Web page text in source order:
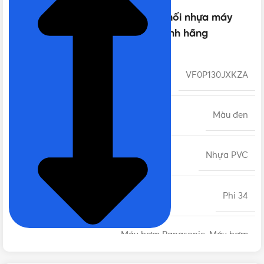
Thông số kỹ thuật của [PK] Đầu nối nhựa máy
bơm Panasonic + van 1 chiều Chính hãng
VF0P130JXKZA
Màu đen
CHẤT LIỆU Nhựa PVC
KÍCH THƯỚC REN Phi 34
Máy bơm Panasonic, Máy bơm